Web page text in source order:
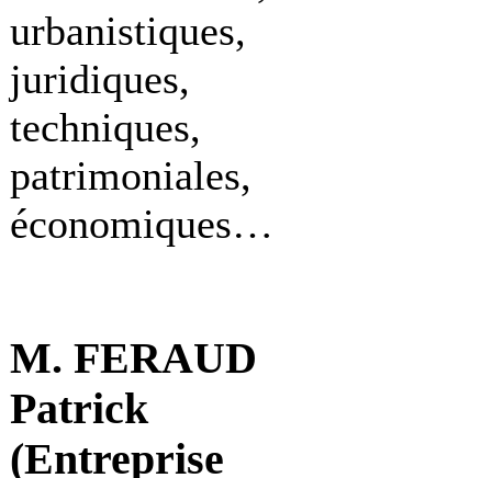
urbanistiques,
juridiques,
techniques,
patrimoniales,
économiques…
M. FERAUD
Patrick
(Entreprise